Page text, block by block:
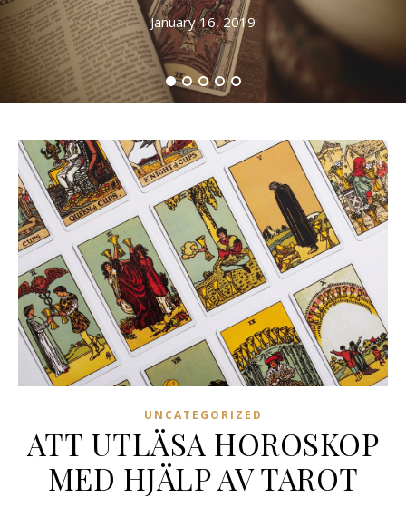
January 16, 2019
UNCATEGORIZED
ATT UTLÄSA HOROSKOP
MED HJÄLP AV TAROT